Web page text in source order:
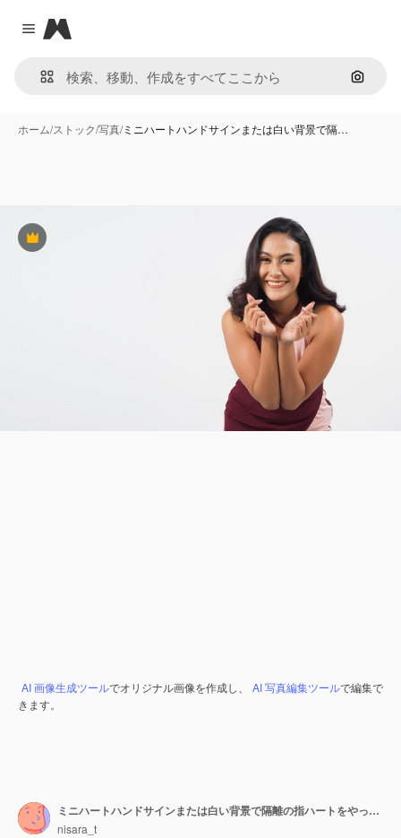
Close menu
Magnific
画像で
ホーム/ストック/写真/ミニハートハンドサインまたは白い背景で隔…
Premium
AI 画像生成ツールでオリジナル画像を作成し、 AI 写真編集ツールで編集で
きます。
ミニハートハンドサインまたは白い背景で隔離の指ハートをやっているアジアのセクシーな女性。彼女は日焼けした肌、愛の概念を示しています。
nisara_t